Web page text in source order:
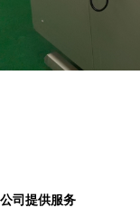
公司提供服务